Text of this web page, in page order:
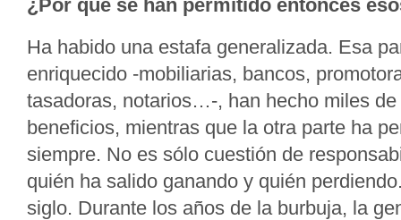
¿Por qué se han permitido entonces
Ha habido una estafa generalizada. Esa
enriquecido -mobiliarias, bancos,
tasadoras, notarios…-, han hecho miles
beneficios, mientras que la otra parte ha
siempre. No es sólo cuestión de
quién ha salido ganando y quién
siglo. Durante los años de la burbuja, la